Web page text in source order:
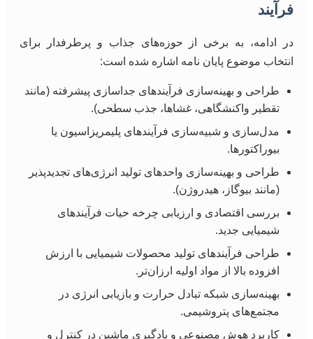
فرآیند
در ادامه، به برخی از حوزه‌های جذاب و پرطرفدار برای
انتخاب موضوع پایان نامه اشاره شده است:
طراحی و بهینه‌سازی فرآیندهای جداسازی پیشرفته (مانند
تقطیر واکنشگاهی، غشاها، جذب سطحی).
مدل‌سازی و شبیه‌سازی فرآیندهای پلیمریزاسیون یا
بیوراکتورها.
طراحی و بهینه‌سازی واحدهای تولید انرژی‌های تجدیدپذیر
(مانند بیوگاز، هیدروژن).
بررسی اقتصادی و ارزیابی چرخه حیات فرآیندهای
شیمیایی جدید.
طراحی فرآیندهای تولید محصولات شیمیایی با ارزش
افزوده بالا از مواد اولیه ارزان‌تر.
بهینه‌سازی شبکه تبادل حرارت و بازیابی انرژی در
مجتمع‌های پتروشیمی.
کاربرد هوش مصنوعی و یادگیری ماشین در کنترل و